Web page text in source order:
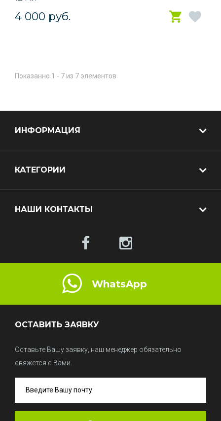
4 000 руб.
Показанно 1 - 7 из 7 элементов
ИНФОРМАЦИЯ
КАТЕГОРИИ
НАШИ КОНТАКТЫ
WhatsApp
ОСТАВИТЬ ЗАЯВКУ
Оставьте Вашу заявку, наш менеджер обязательно
свяжется с Вами.